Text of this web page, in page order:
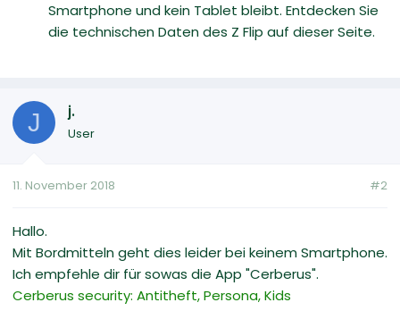
Smartphone und kein Tablet bleibt. Entdecken Sie
die technischen Daten des Z Flip auf dieser Seite.
J j.
User
11. November 2018 #2
Hallo.
Mit Bordmitteln geht dies leider bei keinem Smartphone.
Ich empfehle dir für sowas die App "Cerberus".
Cerberus security: Antitheft, Persona, Kids